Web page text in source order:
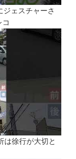
ジェスチャーさ
は徐行が大切と